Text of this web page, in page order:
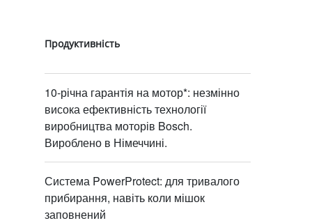
Продуктивність
10-річна гарантія на мотор*: незмінно
висока ефективність технології
виробництва моторів Bosch.
Вироблено в Німеччині.
Система PowerProtect: для тривалого
прибирання, навіть коли мішок
заповнений